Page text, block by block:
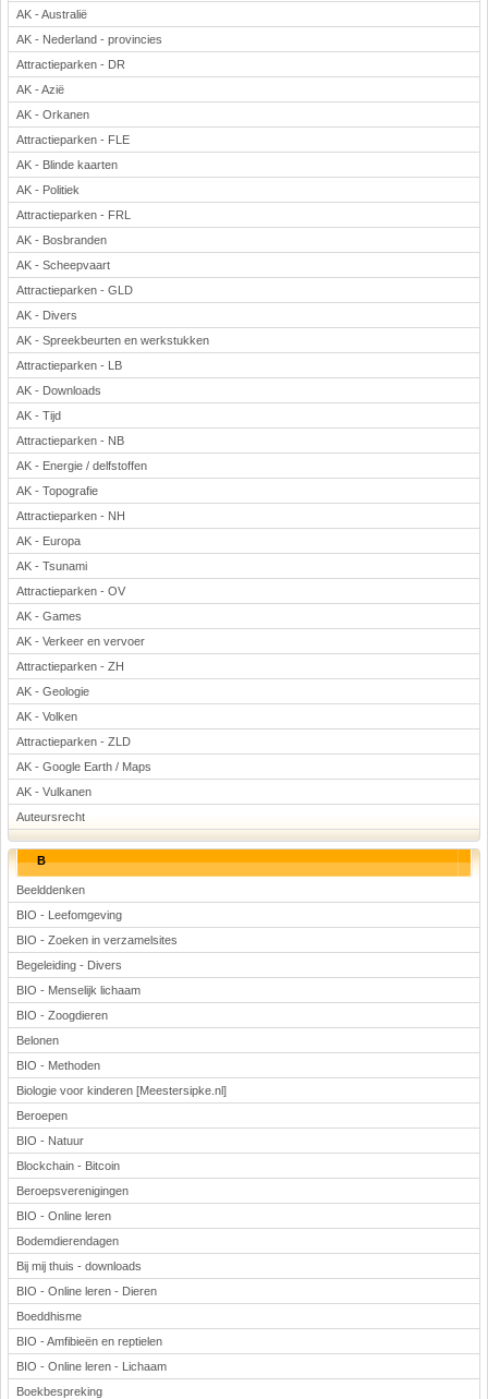
AK - Australië
AK - Nederland - provincies
Attractieparken - DR
AK - Azië
AK - Orkanen
Attractieparken - FLE
AK - Blinde kaarten
AK - Politiek
Attractieparken - FRL
AK - Bosbranden
AK - Scheepvaart
Attractieparken - GLD
AK - Divers
AK - Spreekbeurten en werkstukken
Attractieparken - LB
AK - Downloads
AK - Tijd
Attractieparken - NB
AK - Energie / delfstoffen
AK - Topografie
Attractieparken - NH
AK - Europa
AK - Tsunami
Attractieparken - OV
AK - Games
AK - Verkeer en vervoer
Attractieparken - ZH
AK - Geologie
AK - Volken
Attractieparken - ZLD
AK - Google Earth / Maps
AK - Vulkanen
Auteursrecht
B
Beelddenken
BIO - Leefomgeving
BIO - Zoeken in verzamelsites
Begeleiding - Divers
BIO - Menselijk lichaam
BIO - Zoogdieren
Belonen
BIO - Methoden
Biologie voor kinderen [Meestersipke.nl]
Beroepen
BIO - Natuur
Blockchain - Bitcoin
Beroepsverenigingen
BIO - Online leren
Bodemdierendagen
Bij mij thuis - downloads
BIO - Online leren - Dieren
Boeddhisme
BIO - Amfibieën en reptielen
BIO - Online leren - Lichaam
Boekbespreking